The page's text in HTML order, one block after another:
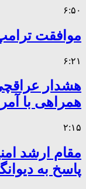
۶:۵۰
موافقت
۶:۲۱
هشدار
همراهی با
۲:۱۵
مقام ارشد
پاسخ به